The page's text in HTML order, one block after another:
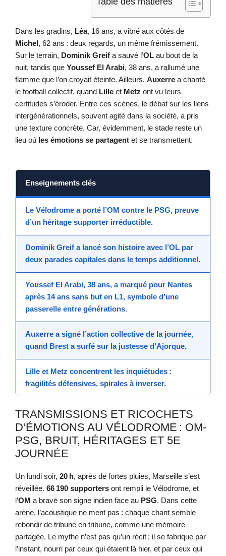
Dans les gradins, Léa, 16 ans, a vibré aux côtés de
Michel, 62 ans : deux regards, un même frémissement.
Sur le terrain, Dominik Greif a sauvé l’OL au bout de la
nuit, tandis que Youssef El Arabi, 38 ans, a rallumé une
flamme que l’on croyait éteinte. Ailleurs, Auxerre a chanté
le football collectif, quand Lille et Metz ont vu leurs
certitudes s’éroder. Entre ces scènes, le débat sur les liens
intergénérationnels, souvent agité dans la société, a pris
une texture concrète. Car, évidemment, le stade reste un
lieu où les émotions se partagent et se transmettent.
Enseignements clés
Le Vélodrome a porté l’OM contre le PSG, preuve
d’un héritage supporter irréductible.
Dominik Greif a lancé son histoire avec l’OL par
deux parades capitales dans le temps additionnel.
Youssef El Arabi, 38 ans, a marqué pour Nantes
après 14 ans sans but en L1, symbole d’une
passerelle entre générations.
Auxerre a signé l’action collective de la journée,
quand Brest a surfé sur la justesse d’Ajorque.
Lille et Metz concentrent les inquiétudes :
fragilités défensives, spirales à inverser.
TRANSMISSIONS ET RICOCHETS
D’ÉMOTIONS AU VÉLODROME : OM-
PSG, BRUIT, HÉRITAGES ET 5E
JOURNÉE
Un lundi soir, 20 h, après de fortes pluies, Marseille s’est
réveillée. 66 190 supporters ont rempli le Vélodrome, et
l’OM a bravé son signe indien face au PSG. Dans cette
arène, l’acoustique ne ment pas : chaque chant semble
rebondir de tribune en tribune, comme une mémoire
partagée. Le mythe n’est pas qu’un récit ; il se fabrique par
l’instant, nourri par ceux qui étaient là hier, et par ceux qui